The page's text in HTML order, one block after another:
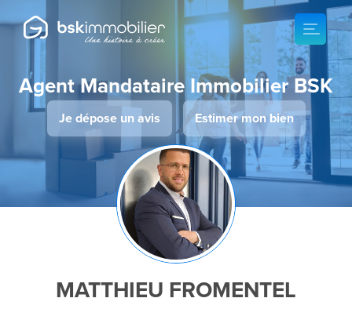
Agent Mandataire Immobilier BSK
Je dépose un avis Estimer mon bien
MATTHIEU FROMENTEL